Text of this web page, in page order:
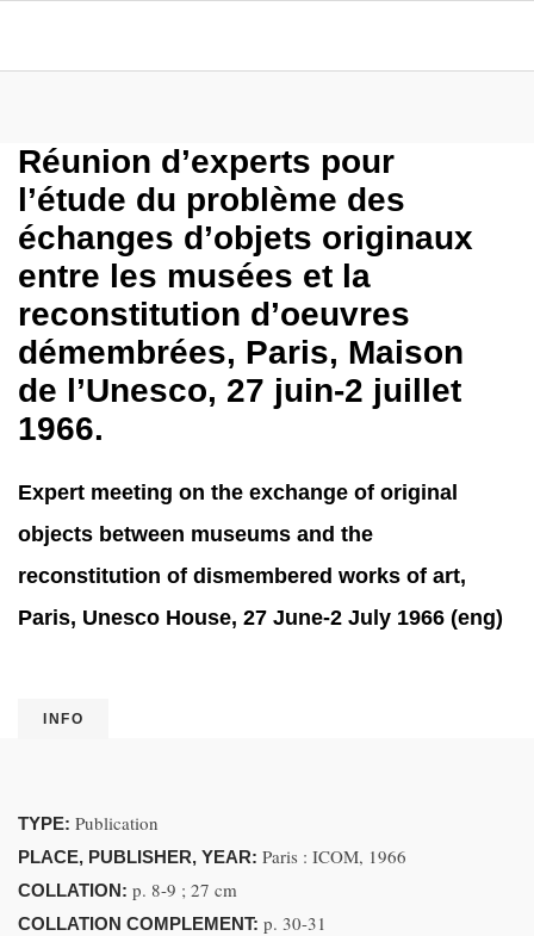
Réunion d’experts pour
l’étude du problème des
échanges d’objets originaux
entre les musées et la
reconstitution d’oeuvres
démembrées, Paris, Maison
de l’Unesco, 27 juin-2 juillet
1966.
Expert meeting on the exchange of original
objects between museums and the
reconstitution of dismembered works of art,
Paris, Unesco House, 27 June-2 July 1966 (eng)
INFO
TYPE: Publication
PLACE, PUBLISHER, YEAR: Paris : ICOM, 1966
COLLATION: p. 8-9 ; 27 cm
COLLATION COMPLEMENT: p. 30-31